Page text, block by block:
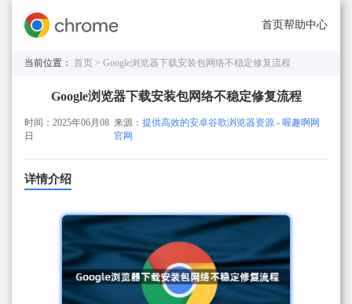
首页帮助中心
当前位置： 首页 > Google浏览器下载安装包网络不稳定修复流程
Google浏览器下载安装包网络不稳定修复流程
时间：2025年06月08
日
来源：提供高效的安卓谷歌浏览器资源 - 喔趣啊网
官网
详情介绍